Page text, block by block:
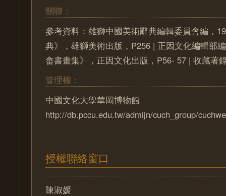
關聯：
參考資料：雄獅中國美術辭典編輯委員會編，
典》，雄獅美術出版，P256 | 正因文化編輯部
畲書畫集》，正因文化出版，P56- 57 | 收藏著
管理權：
中國文化大學華岡博物館
http://db.pccu.edu.tw/admijn/cuch_group/
授權聯絡窗口
陳淑媛